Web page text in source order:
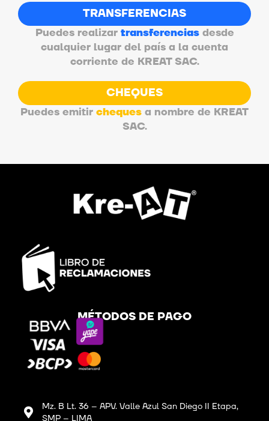
TRANSFERENCIAS
Puedes realizar transferenciasdesde
cualquier lugar del país a la cuenta
corriente de KREAT SAC.
CHEQUES
Puedes emitir cheques a nombre de KREAT
SAC.
MÉTODOS DE PAGO
Mz. B Lt. 36 – APV. Valle Azul San Diego II Etapa,
SMP – LIMA